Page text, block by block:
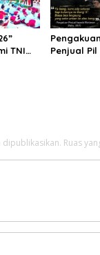
TNI
Penjual
dipublikasikan. Ruas